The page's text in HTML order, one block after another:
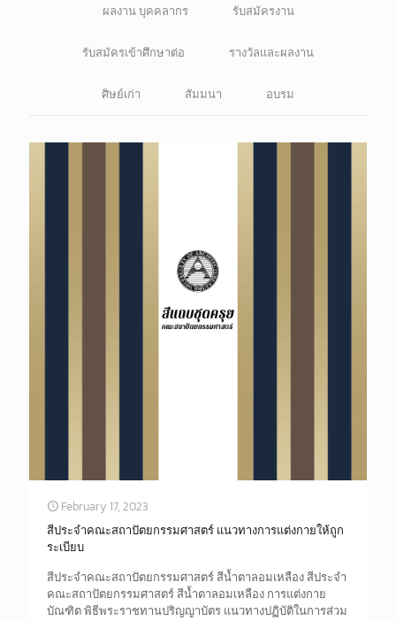
ผลงาน บุคคลากร รับสมัครงาน
รับสมัครเข้าศึกษาต่อ รางวัลและผลงาน
ศิษย์เก่า สัมมนา อบรม
February 17, 2023
สีประจำคณะสถาปัตยกรรมศาสตร์ แนวทางการแต่งกายให้ถูก
ระเบียบ
สีประจำคณะสถาปัตยกรรมศาสตร์ สีน้ำตาลอมเหลือง สีประจำ
คณะสถาปัตยกรรมศาสตร์ สีน้ำตาลอมเหลือง การแต่งกาย
บัณฑิต พิธีพระราชทานปริญญาบัตร แนวทางปฏิบัติในการส่วม